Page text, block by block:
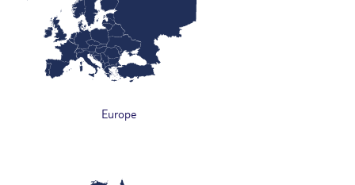
Europe